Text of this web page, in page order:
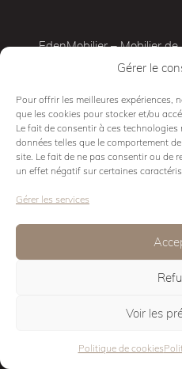
Gérer le
Pour offrir les meilleures expériences,
que les cookies pour stocker et/ou
Le fait de consentir à ces
données telles que le comportement
site. Le fait de ne pas consentir ou de
un effet négatif sur certaines
Gérer les services
Voir les
Politique de cookies
EdenMobilier – Mobilier
Mobilier d’exterieur
Cuisine d’exterieur
Mobilier Pro
Showroom
Politique de cookies